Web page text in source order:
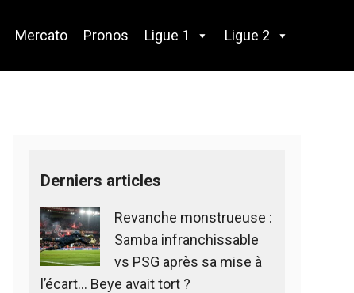
Mercato Pronos Ligue 1 Ligue 2
Derniers articles
Revanche monstrueuse :
Samba infranchissable
vs PSG après sa mise à
l’écart… Beye avait tort ?